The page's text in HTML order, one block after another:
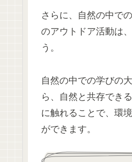
さらに、自然の中で
のアウトドア活動は
う。
自然の中での学びの
ら、自然と共存でき
に触れることで、環
ができます。